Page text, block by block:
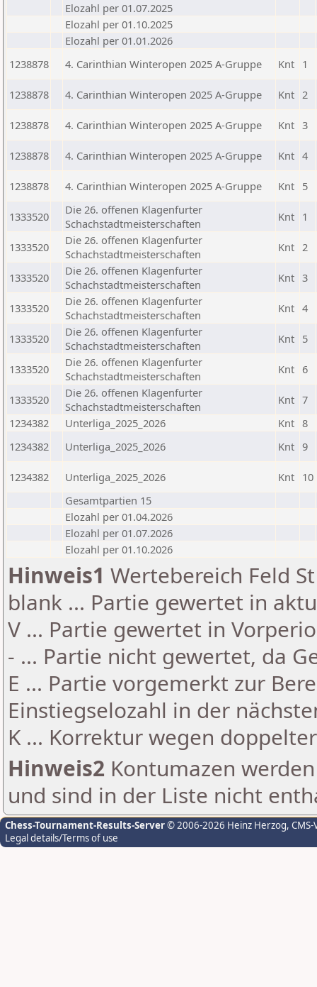
Elozahl per 01.07.2025
Elozahl per 01.10.2025
Elozahl per 01.01.2026
1238878
4. Carinthian Winteropen 2025 A-Gruppe Knt 1
1238878 4. Carinthian Winteropen 2025 A-Gruppe Knt 2
1238878 4. Carinthian Winteropen 2025 A-Gruppe Knt 3
1238878 4. Carinthian Winteropen 2025 A-Gruppe Knt 4
1238878 4. Carinthian Winteropen 2025 A-Gruppe Knt 5
1333520
Die 26. offenen Klagenfurter
Schachstadtmeisterschaften
Knt 1
1333520
Die 26. offenen Klagenfurter
Schachstadtmeisterschaften
Knt 2
1333520
Die 26. offenen Klagenfurter
Schachstadtmeisterschaften
Knt 3
1333520
Die 26. offenen Klagenfurter
Schachstadtmeisterschaften
Knt 4
1333520
Die 26. offenen Klagenfurter
Schachstadtmeisterschaften
Knt 5
1333520
Die 26. offenen Klagenfurter
Schachstadtmeisterschaften
Knt 6
1333520
Die 26. offenen Klagenfurter
Schachstadtmeisterschaften
Knt 7
1234382
Unterliga_2025_2026 Knt 8
1234382
Unterliga_2025_2026 Knt 9
1234382 Unterliga_2025_2026 Knt 10
Gesamtpartien 15
Elozahl per 01.04.2026
Elozahl per 01.07.2026
Elozahl per 01.10.2026
Hinweis1 Wertebereich Feld
blank ... Partie gewertet in
V ... Partie gewertet in
- ... Partie nicht gewertet, da
E ... Partie vorgemerkt zur
Einstiegselozahl in der
K ... Korrektur wegen
Hinweis2 Kontumazen
und sind in der Liste nicht
Chess-Tournament-Results-Server© 2006-2026 Heinz Herzog,
Legal details/Terms of use